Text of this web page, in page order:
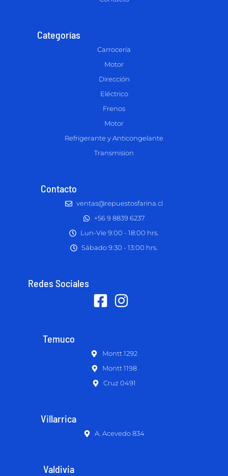
Categorías
Carrocería
Motor
Dirección
Eléctrico
Frenos
Motor
Refrigerante y Anticongelante
Transmision
Contacto
ventas@repuestosfarina.cl
+56 9 8839 6237
Lun-Vie 9:00 - 18:00 hrs.
Sábado 9:30 - 13:00 hrs.
Redes Sociales
Temuco
Montt 1292
Montt 1198
Cruz 0491
Villarrica
A. Acevedo 834
Valdivia